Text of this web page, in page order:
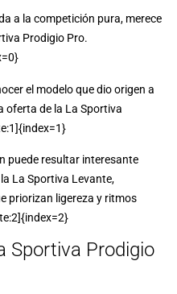
a la competición pura, merece
Prodigio Pro.
el modelo que dio origen a
oferta de la La Sportiva
puede resultar interesante
La Sportiva Levante,
priorizan ligereza y ritmos
Sportiva Prodigio